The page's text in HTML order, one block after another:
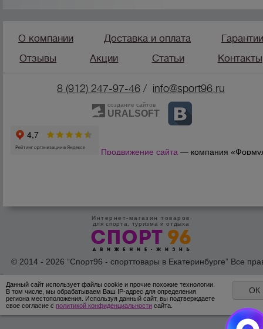
О компании Доставка и оплата
Отзывы
Акции Статьи Контакты
8 (912) 247-97-46 / info@sport96.ru
создание сайтов
URALSOFT
Продвижение сайта — компания
Интернет-магазин товаров
для спорта, туризма и отдыха
© 2014 - 2026 “Спорт96 - спорттовары в Екатеринбурге” Все
Данный сайт использует файлы cookie и прочие похожие технологии.
В том числе, мы обрабатываем Ваш IP-адрес для определения
региона местоположения. Используя данный сайт, вы подтверждаете
свое согласие с политикой конфиденциальности сайта.
ОК